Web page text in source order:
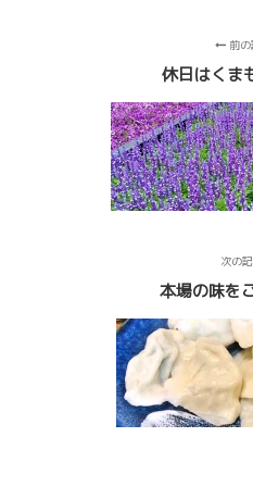
前の
休日はくま
次の
本場の味を